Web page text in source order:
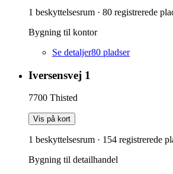
1 beskyttelsesrum · 80 registrerede
Bygning til kontor
Se detaljer80 pladser
Iversensvej 1
7700 Thisted
Vis på kort
1 beskyttelsesrum · 154 registrerede
Bygning til detailhandel